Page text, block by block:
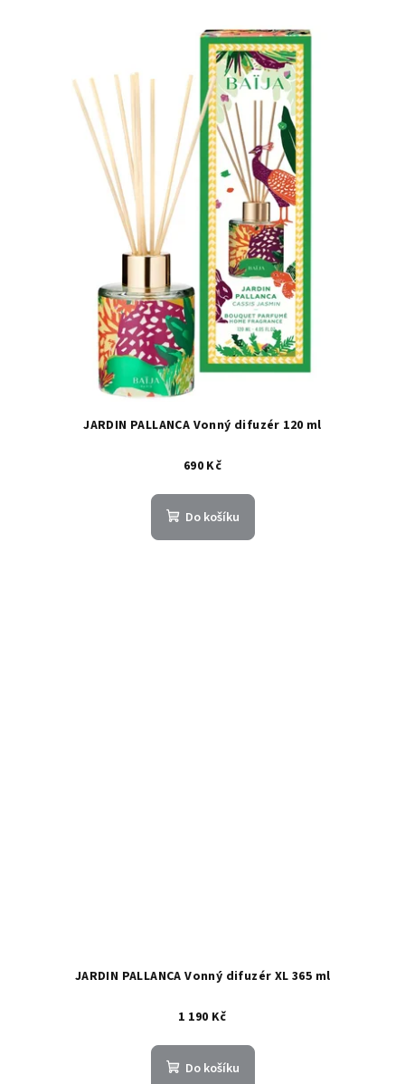
JARDIN PALLANCA Vonný difuzér 120 ml
690 Kč
Do košíku
JARDIN PALLANCA Vonný difuzér XL 365 ml
1 190 Kč
Do košíku